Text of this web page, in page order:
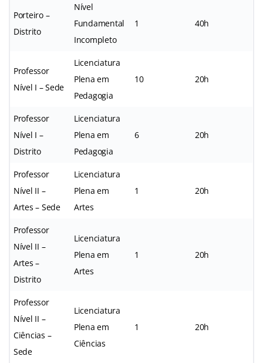
Porteiro –
Distrito
Nível
Fundamental
Incompleto
1 40h
Professor
Nível I – Sede
Licenciatura
Plena em
Pedagogia
10 20h
Professor
Nível I –
Distrito
Licenciatura
Plena em
Pedagogia
6 20h
Professor
Nível II –
Artes – Sede
Licenciatura
Plena em
Artes
1 20h
Professor
Nível II –
Artes –
Distrito
Licenciatura
Plena em
Artes
1 20h
Professor
Nível II –
Ciências –
Sede
Licenciatura
Plena em
Ciências
1 20h